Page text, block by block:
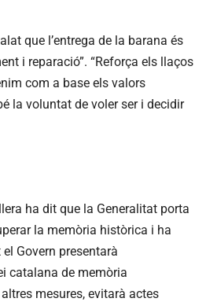
que l’entrega de la barana és
i reparació”. “Reforça els llaços
com a base els valors
la voluntat de voler ser i decidir
ha dit que la Generalitat porta
la memòria històrica i ha
Govern presentarà
catalana de memòria
mesures, evitarà actes